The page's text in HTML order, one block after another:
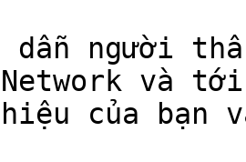
dẫn người
và
của bạn